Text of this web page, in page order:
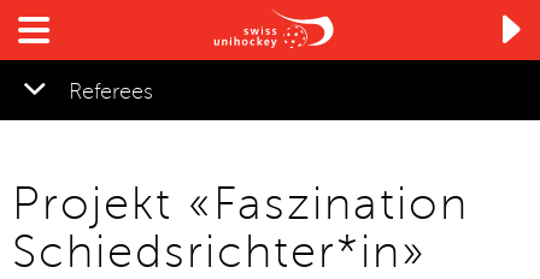

Referees
Projekt «Faszination
Schiedsrichter*in»